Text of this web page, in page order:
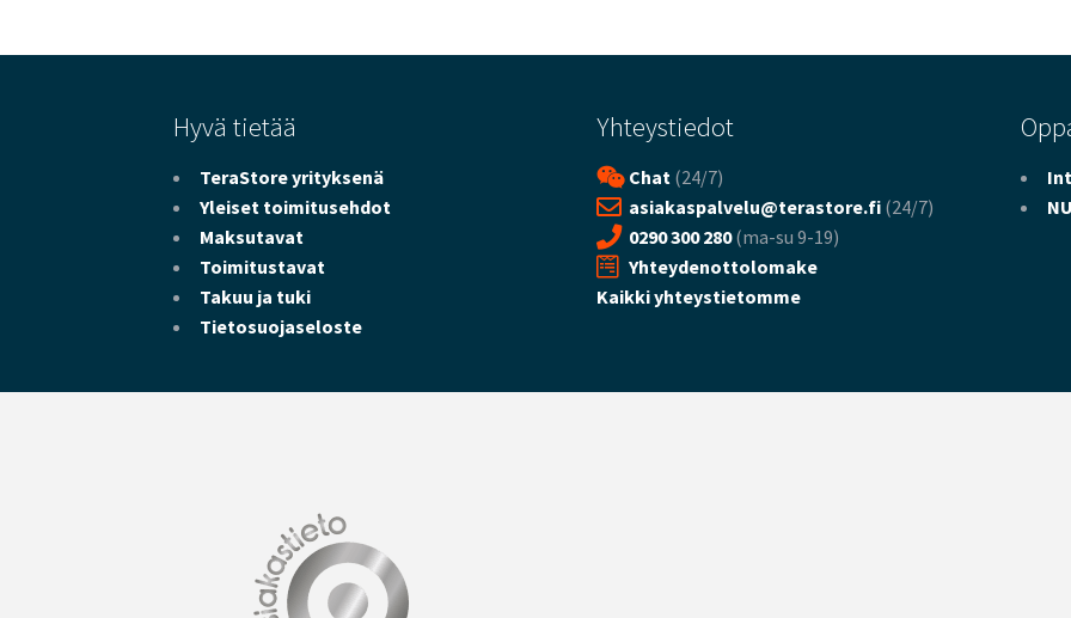
Hyvä tietää
TeraStore yrityksenä
Yleiset toimitusehdot
Maksutavat
Toimitustavat
Takuu ja tuki
Tietosuojaseloste
Yhteystiedot
Chat(24/7)
asiakaspalvelu@terastore.fi(24/7)
0290 300 280(ma-su 9-19)
Yhteydenottolomake
Kaikki yhteystietomme